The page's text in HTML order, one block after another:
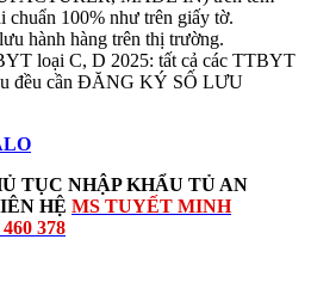
chuẩn 100% như trên giấy tờ.
hành hàng trên thị trường.
loại C, D 2025: tất cả các TTBYT
đều cần ĐĂNG KÝ SỐ LƯU
TỤC NHẬP KHẨU TỦ AN
HỆ MS TUYẾT MINH
378